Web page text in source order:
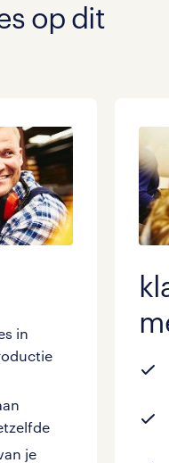
op dit
in
je